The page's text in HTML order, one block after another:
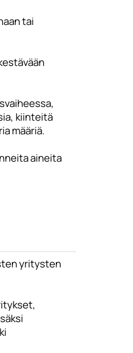
tai
kiinteitä
määriä.
aineita
yritysten